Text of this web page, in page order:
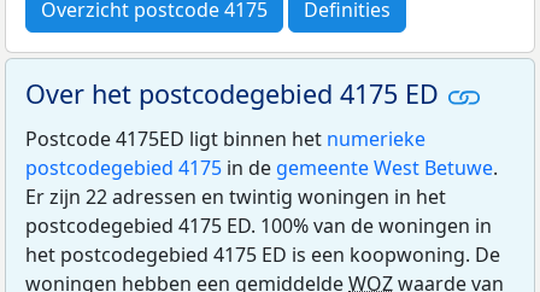
Overzicht postcode 4175 Definities
Over het postcodegebied 4175 ED
Postcode 4175ED ligt binnen het numerieke
postcodegebied 4175 in de gemeente West Betuwe.
Er zijn 22 adressen en twintig woningen in het
postcodegebied 4175 ED. 100% van de woningen in
het postcodegebied 4175 ED is een koopwoning. De
woningen hebben een gemiddeldeWOZwaarde van